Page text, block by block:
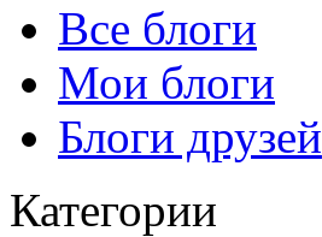
Все блоги
Мои блоги
Блоги друзей
Категории